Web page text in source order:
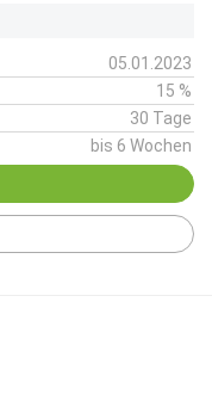
05.01.2023
15 %
30 Tage
bis 6 Wochen